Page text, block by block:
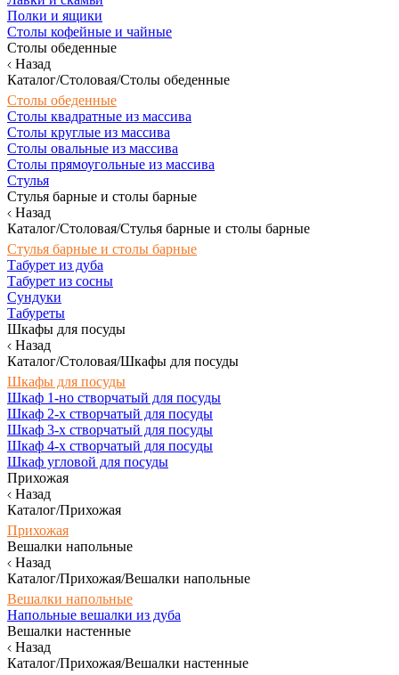
Полки и ящики
Столы кофейные и чайные
Столы обеденные
Назад
Каталог/Столовая/Столы обеденные
Столы обеденные
Столы квадратные из массива
Столы круглые из массива
Столы овальные из массива
Столы прямоугольные из массива
Стулья
Стулья барные и столы барные
Назад
Каталог/Столовая/Стулья барные и столы барные
Стулья барные и столы барные
Табурет из дуба
Табурет из сосны
Сундуки
Табуреты
Шкафы для посуды
Назад
Каталог/Столовая/Шкафы для посуды
Шкафы для посуды
Шкаф 1-но створчатый для посуды
Шкаф 2-х створчатый для посуды
Шкаф 3-х створчатый для посуды
Шкаф 4-х створчатый для посуды
Шкаф угловой для посуды
Прихожая
Назад
Каталог/Прихожая
Прихожая
Вешалки напольные
Назад
Каталог/Прихожая/Вешалки напольные
Вешалки напольные
Напольные вешалки из дуба
Вешалки настенные
Назад
Каталог/Прихожая/Вешалки настенные